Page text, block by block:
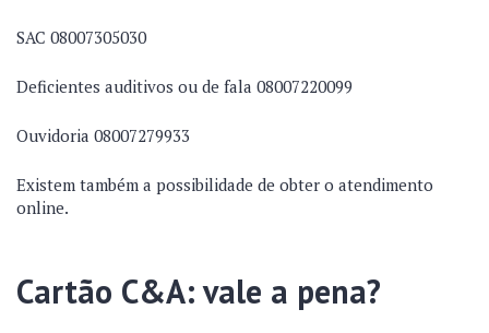
SAC 08007305030
Deficientes auditivos ou de fala 08007220099
Ouvidoria 08007279933
Existem também a possibilidade de obter o atendimento
online.
Cartão C&A: vale a pena?